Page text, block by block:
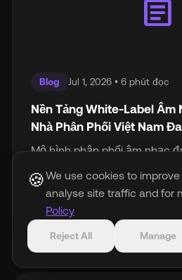
article
Blog Jul 1, 2026 • 6 phút đọc
Nền Tảng White-Label Âm
Nhà Phân Phối Việt Nam
Mô hình phân phối âm nhạc
và nhà phân phối Việt Nam
white-label để kiểm soát
doanh thu.
🍪We use cookies to
analyse site traffic and for
Policy
Reject All Manage